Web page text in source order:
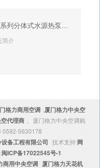
简介
格力商用空调 ,厦门格力中央空
代理商 。厦门格力中央空调购
0592-5630178
备工程有限公司 技术支持:网
闽ICP备17022545号-1
商用中央空调 厦门格力天花机